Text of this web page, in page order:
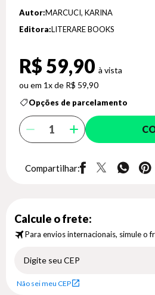
Autor:MARCUCI, KARINA
Editora:LITERARE BOOKS
R$ 59,90
1x de R$ 59,90
Opções de parcelamento
Compartilhar:
Calcule o frete:
Para envios internacionais, simule o
Não sei meu CEP